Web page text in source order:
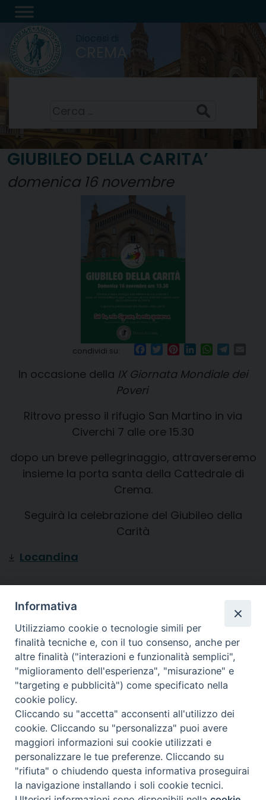
Skip
to
content
CREMA
GIUBILEO DELLA CARITA’
domenica 16 novembre
condividi su: Facebook
TwitterPinterest
LinkedInWhatsApp
In occasione della IX Giornata Mondiale dei
Poveri
Ritrovo presso il rifugio San Martino in via
Civerchi 7 alle ore 15.30
dopo un breve pellegrinaggio, attraverseremo
insieme la porta santa della Cattedrale di
Crema.
Seguirà la celebrazione del Giubileo della
Carità
Locandina
CREMA
Riproduzione solo con permesso.
Tutti i diritti sono riservati.
Preferenze Cookie
Informativa
Utilizziamo cookie o tecnologie simili per
finalità tecniche e, con il tuo consenso, anche per
altre finalità ("interazioni e funzionalità semplici",
"miglioramento dell'esperienza", "misurazione" e
"targeting e pubblicità") come specificato nella
cookie policy.
Cliccando su "accetta" acconsenti all'utilizzo dei
cookie. Cliccando su "personalizza" puoi avere
maggiori informazioni sui cookie utilizzati e
personalizzare le tue preferenze. Cliccando su
"rifiuta" o chiudendo questa informativa proseguirai
la navigazione installando i soli cookie tecnici.